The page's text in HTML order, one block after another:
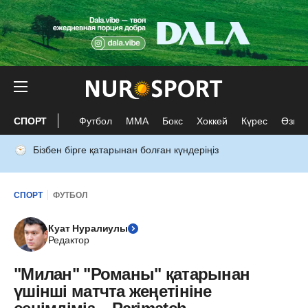
СПОРТ Футбол ММА Бокс Хоккей Күрес Өзге
Бізбен бірге қатарынан болған күндеріңіз
СПОРТ ФУТБОЛ
Куат Нуралиулы
Редактор
"Милан" "Романы" қатарынан
үшінші матчта жеңетініне